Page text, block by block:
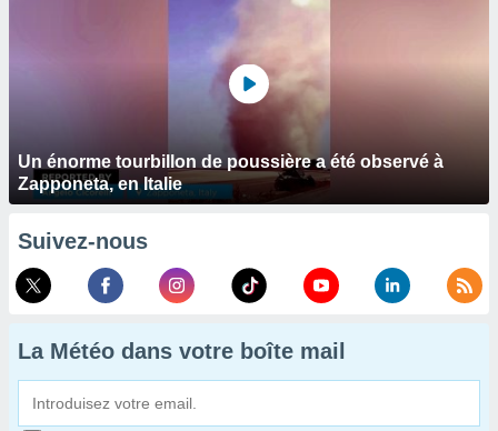
Un énorme tourbillon de poussière a été observé à
Zapponeta, en Italie
Suivez-nous
La Météo dans votre boîte mail